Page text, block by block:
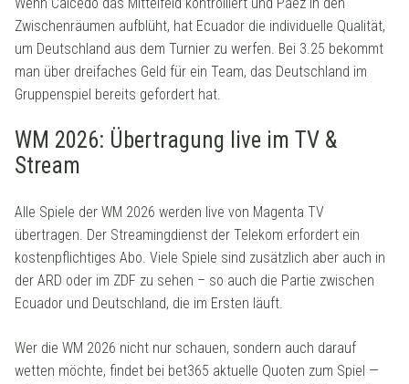
Zwischenräumen aufblüht, hat Ecuador die individuelle Qualität,
um Deutschland aus dem Turnier zu werfen. Bei 3.25 bekommt
man über dreifaches Geld für ein Team, das Deutschland im
Gruppenspiel bereits gefordert hat.
WM 2026: Übertragung live im TV &
Stream
Alle Spiele der WM 2026 werden live von Magenta TV
übertragen. Der Streamingdienst der Telekom erfordert ein
kostenpflichtiges Abo. Viele Spiele sind zusätzlich aber auch in
der ARD oder im ZDF zu sehen – so auch die Partie zwischen
Ecuador und Deutschland, die im Ersten läuft.
Wer die WM 2026 nicht nur schauen, sondern auch darauf
wetten möchte, findet bei bet365 aktuelle Quoten zum Spiel —